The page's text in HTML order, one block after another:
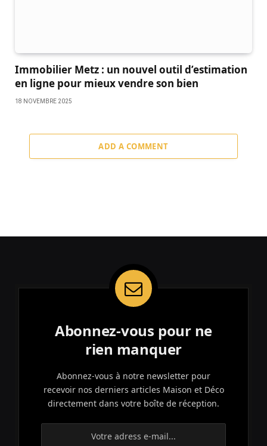
Immobilier Metz : un nouvel outil d’estimation
en ligne pour mieux vendre son bien
18 NOVEMBRE 2025
ADD A COMMENT
Abonnez-vous pour ne
rien manquer
Abonnez-vous à notre newsletter pour
recevoir nos derniers articles Maison et Déco
directement dans votre boîte de réception.